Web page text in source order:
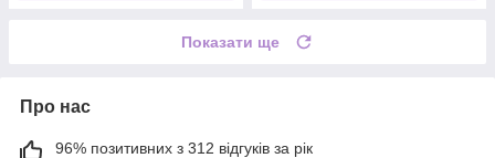
Показати ще
Про нас
96% позитивних з 312 відгуків за рік